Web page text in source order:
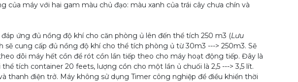
máy với hai gam màu chủ đạo: màu xanh của trái cây chưa chín và
ứng đủ nồng độ khí cho căn phòng ủ lên đến thể tích 250 m3 (Lưu
cung cấp đủ nồng độ khí cho thể tích phòng ủ từ 30m3 ---> 250m3. Sẽ
dõi máy hết cồn để rót cồn lần tiếp theo cho máy hoạt động tiếp. Đây là
tích container 20 feets, lượng cồn cho một lần ủ chuối là 2,5 ---> 3,5 lít.
điện trở. Máy không sử dụng Timer công nghiệp để điều khiển thời